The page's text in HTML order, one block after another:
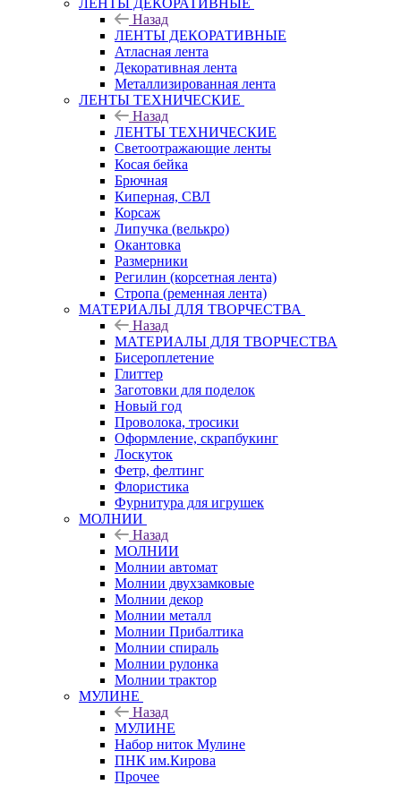
ЛЕНТЫ ДЕКОРАТИВНЫЕ
Назад
ЛЕНТЫ ДЕКОРАТИВНЫЕ
Атласная лента
Декоративная лента
Металлизированная лента
ЛЕНТЫ ТЕХНИЧЕСКИЕ
Назад
ЛЕНТЫ ТЕХНИЧЕСКИЕ
Светоотражающие ленты
Косая бейка
Брючная
Киперная, СВЛ
Корсаж
Липучка (велькро)
Окантовка
Размерники
Регилин (корсетная лента)
Стропа (ременная лента)
МАТЕРИАЛЫ ДЛЯ ТВОРЧЕСТВА
Назад
МАТЕРИАЛЫ ДЛЯ ТВОРЧЕСТВА
Бисероплетение
Глиттер
Заготовки для поделок
Новый год
Проволока, тросики
Оформление, скрапбукинг
Лоскуток
Фетр, фелтинг
Флористика
Фурнитура для игрушек
МОЛНИИ
Назад
МОЛНИИ
Молнии автомат
Молнии двухзамковые
Молнии декор
Молнии металл
Молнии Прибалтика
Молнии спираль
Молнии рулонка
Молнии трактор
МУЛИНЕ
Назад
МУЛИНЕ
Набор ниток Мулине
ПНК им.Кирова
Прочее